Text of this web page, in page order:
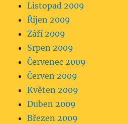
Listopad 2009
Říjen 2009
Září 2009
Srpen 2009
Červenec 2009
Červen 2009
Květen 2009
Duben 2009
Březen 2009